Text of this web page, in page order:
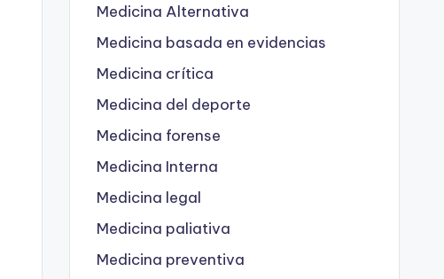
Medicina Alternativa
Medicina basada en evidencias
Medicina crítica
Medicina del deporte
Medicina forense
Medicina Interna
Medicina legal
Medicina paliativa
Medicina preventiva